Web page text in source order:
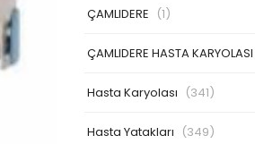
ÇAMLIDERE (1)
ÇAMLIDERE HASTA KARYOLASI
Hasta Karyolası (341)
Hasta Yatakları (349)